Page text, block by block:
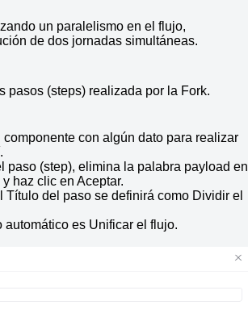
un paralelismo en el flujo,
de dos jornadas simultáneas.
pasos (steps) realizada por la Fork.
con algún dato para realizar
paso (step), elimina la palabra payload en
haz clic en Aceptar.
Título del paso se definirá como Dividir el
automático es Unificar el flujo.